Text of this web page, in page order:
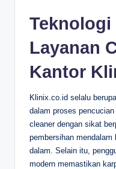
Teknologi
Layanan
Kantor
Klinix.co.id selalu
dalam proses
cleaner dengan sikat
pembersihan
dalam. Selain itu,
modern memastikan